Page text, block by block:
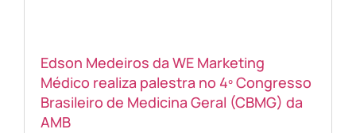
Edson Medeiros da WE Marketing
Médico realiza palestra no 4º Congresso
Brasileiro de Medicina Geral (CBMG) da
AMB